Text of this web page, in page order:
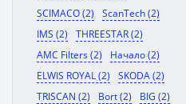
SCIMACO (2)
ScanTech (2)
IMS (2)
THREESTAR (2)
AMC Filters (2)
Начало (2)
ELWIS ROYAL (2)
SKODA (2)
TRISCAN (2)
Bort (2)
BIG (2)